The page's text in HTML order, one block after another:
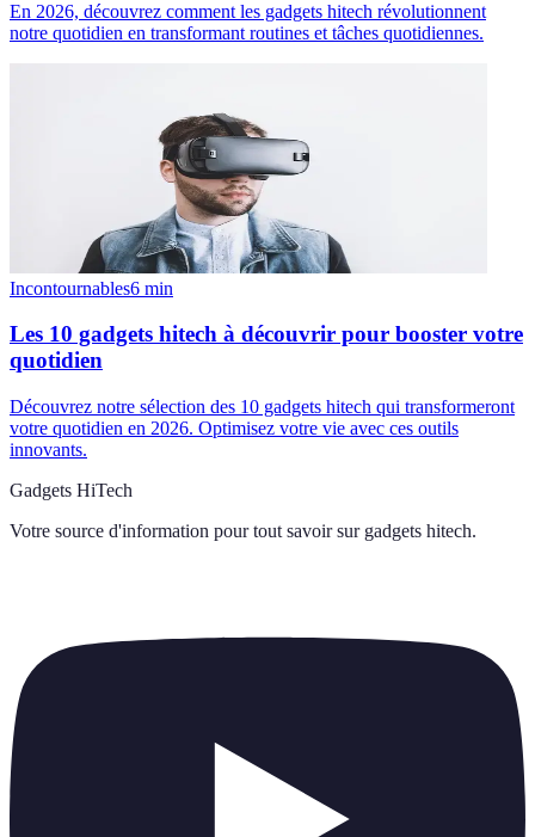
En 2026, découvrez comment les gadgets hitech révolutionnent
notre quotidien en transformant routines et tâches quotidiennes.
Incontournables6 min
Les 10 gadgets hitech à découvrir pour booster votre
quotidien
Découvrez notre sélection des 10 gadgets hitech qui transformeront
votre quotidien en 2026. Optimisez votre vie avec ces outils
innovants.
Gadgets HiTech
Votre source d'information pour tout savoir sur gadgets hitech.